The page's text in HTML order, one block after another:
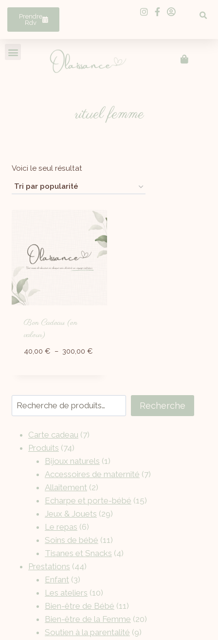
Prendre
Rdv
rituel femme
Voici le seul résultat
Bon Cadeau (en
valeur)
40,00 € – 300,00 €
Recherche
Carte cadeau 7
Produits 74
Bijoux naturels 1
Accessoires de maternité 7
Allaitement 2
Echarpe et porte-bébé 15
Jeux & Jouets 29
Le repas 6
Soins de bébé 11
Tisanes et Snacks 4
Prestations 44
Enfant 3
Les ateliers 10
Bien-être de Bébé 11
Bien-être de la Femme 20
Soutien à la parentalité 9